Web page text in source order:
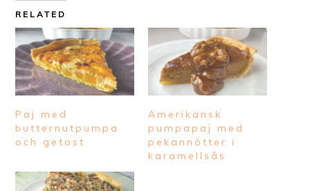
RELATED
Paj med
butternutpumpa
och getost
Amerikansk
pumpapaj med
pekannötter i
karamellsås